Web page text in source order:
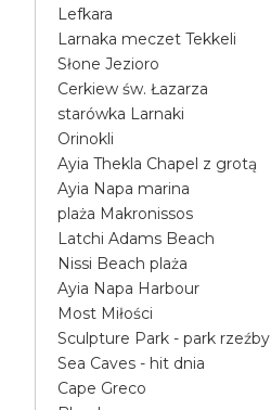
Lefkara
Larnaka meczet Tekkeli
Słone Jezioro
Cerkiew św. Łazarza
starówka Larnaki
Orinokli
Ayia Thekla Chapel z grotą
Ayia Napa marina
plaża Makronissos
Latchi Adams Beach
Nissi Beach plaża
Ayia Napa Harbour
Most Miłości
Sculpture Park - park rzeźby
Sea Caves - hit dnia
Cape Greco